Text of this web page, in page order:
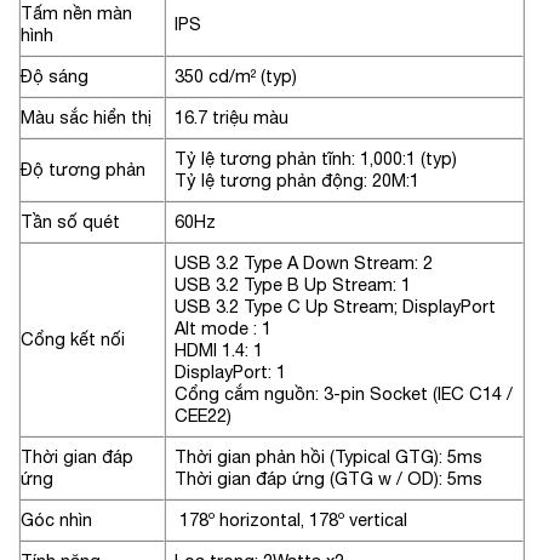
Tấm nền màn
hình
IPS
Độ sáng
350 cd/m² (typ)
Màu sắc hiển thị
16.7 triệu màu
Độ tương phản
Tỷ lệ tương phản tĩnh: 1,000:1 (typ)
Tỷ lệ tương phản động: 20M:1
Tần số quét
60Hz
Cổng kết nối
USB 3.2 Type A Down Stream: 2
USB 3.2 Type B Up Stream: 1
USB 3.2 Type C Up Stream; DisplayPort
Alt mode : 1
HDMI 1.4: 1
DisplayPort: 1
Cổng cắm nguồn: 3-pin Socket (IEC C14 /
CEE22)
Thời gian đáp
ứng
Thời gian phản hồi (Typical GTG): 5ms
Thời gian đáp ứng (GTG w / OD): 5ms
Góc nhìn
178º horizontal, 178º vertical